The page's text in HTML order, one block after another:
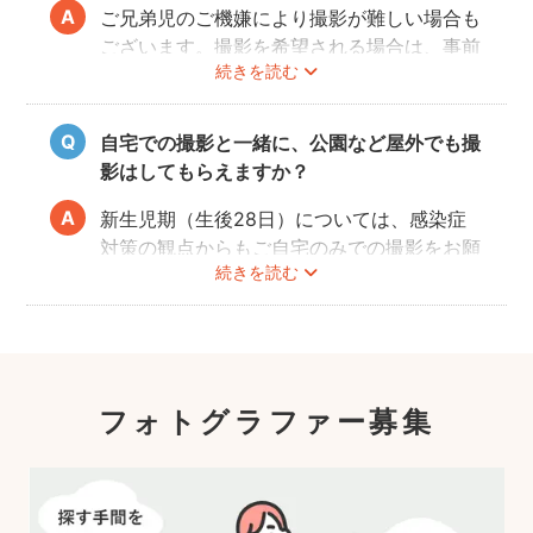
続きを読む
ご兄弟児のご機嫌により撮影が難しい場合も
ございます。撮影を希望される場合は、事前
にフォトグラファーへご相談いただけますよ
うお願いします。
自宅での撮影と一緒に、公園など屋外でも撮
影はしてもらえますか？
続きを読む
新生児期（生後28日）については、感染症
対策の観点からもご自宅のみでの撮影をお願
いします。また、生後1ヶ月以降の場合で
も、赤ちゃんへの負担を考慮して屋外での長
フォトグラファー募集